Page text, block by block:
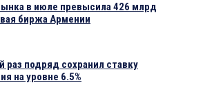
в июле превысила 426 млрд
биржа Армении
раз подряд сохранил ставку
на уровне 6.5%